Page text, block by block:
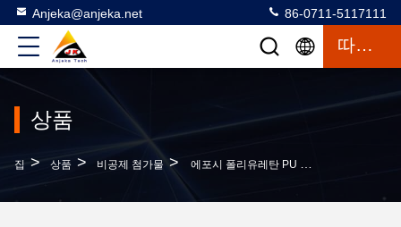
Anjeka@anjeka.net 86-0711-5117111
따옴표
상품
집 > 상품 > 비공제 첨가물 > 에포시 폴리유레탄 PU 분산 에뮬션 물 기반 OEM